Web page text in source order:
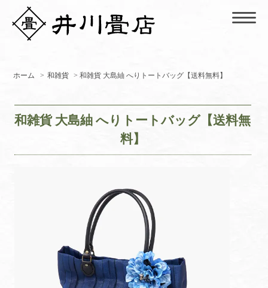
ホーム > 和雑貨 > 和雑貨 大島紬 へりトートバッグ【送料無料】
和雑貨 大島紬 へりトートバッグ【送料無
料】